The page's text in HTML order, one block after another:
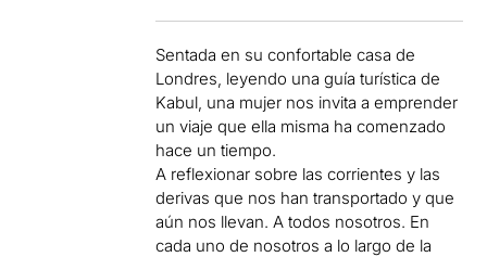
Sentada en su confortable casa de
Londres, leyendo una guía turística de
Kabul, una mujer nos invita a emprender
un viaje que ella misma ha comenzado
hace un tiempo.
A reflexionar sobre las corrientes y las
derivas que nos han transportado y que
aún nos llevan. A todos nosotros. En
cada uno de nosotros a lo largo de la